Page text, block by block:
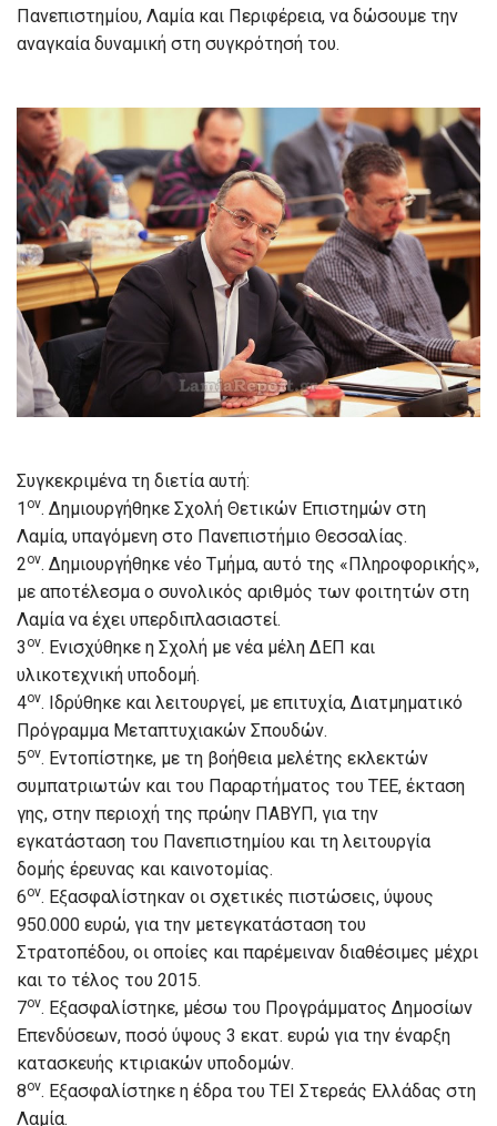
Πανεπιστημίου, Λαμία και Περιφέρεια, να δώσουμε την
αναγκαία δυναμική στη συγκρότησή του.
Συγκεκριμένα τη διετία αυτή:
1 ον. Δημιουργήθηκε Σχολή Θετικών Επιστημών στη
Λαμία, υπαγόμενη στο Πανεπιστήμιο Θεσσαλίας.
2ον. Δημιουργήθηκε νέο Τμήμα, αυτό της «Πληροφορικής»,
με αποτέλεσμα ο συνολικός αριθμός των φοιτητών στη
Λαμία να έχει υπερδιπλασιαστεί.
3 ον. Ενισχύθηκε η Σχολή με νέα μέλη ΔΕΠ και
υλικοτεχνική υποδομή.
4ον. Ιδρύθηκε και λειτουργεί, με επιτυχία, Διατμηματικό
Πρόγραμμα Μεταπτυχιακών Σπουδών.
5ον. Εντοπίστηκε, με τη βοήθεια μελέτης εκλεκτών
συμπατριωτών και του Παραρτήματος του ΤΕΕ, έκταση
γης, στην περιοχή της πρώην ΠΑΒΥΠ, για την
εγκατάσταση του Πανεπιστημίου και τη λειτουργία
δομής έρευνας και καινοτομίας.
6ον. Εξασφαλίστηκαν οι σχετικές πιστώσεις, ύψους
950.000 ευρώ, για την μετεγκατάσταση του
Στρατοπέδου, οι οποίες και παρέμειναν διαθέσιμες μέχρι
και το τέλος του 2015.
7ον. Εξασφαλίστηκε, μέσω του Προγράμματος Δημοσίων
Επενδύσεων, ποσό ύψους 3 εκατ. ευρώ για την έναρξη
κατασκευής κτιριακών υποδομών.
8ον. Εξασφαλίστηκε η έδρα του ΤΕΙ Στερεάς Ελλάδας στη
Λαμία.